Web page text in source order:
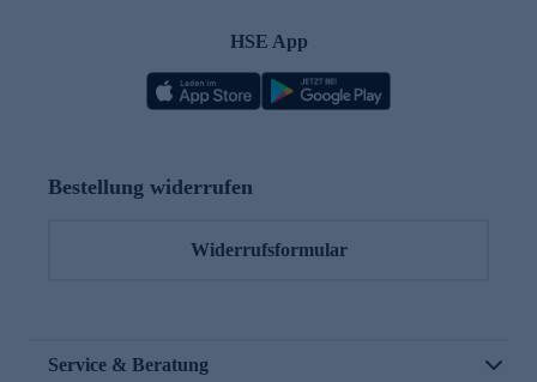
HSE App
Bestellung widerrufen
Widerrufsformular
Service & Beratung